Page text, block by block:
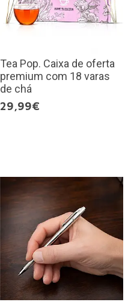
Tea Pop. Caixa de oferta
premium com 18 varas
de chá
29,99€